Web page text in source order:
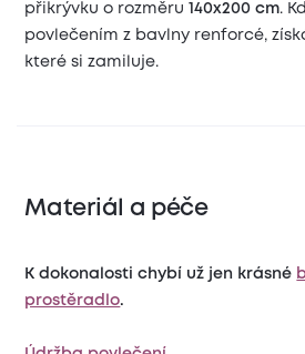
přikrývku o rozměru140x200 cm.
povlečením z bavlny renforcé,
které si zamiluje.
Materiál a péče
K dokonalosti chybí už jen krásné
prostěradlo.